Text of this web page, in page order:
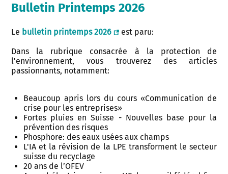
Bulletin Printemps 2026
Le bulletin printemps 2026
est paru:
Dans la rubrique consacrée à la protection de
l'environnement, vous trouverez des articles
passionnants, notamment:
Beaucoup apris lors du cours «Communication de
crise pour les entreprises»
Fortes pluies en Suisse - Nouvelles base pour la
prévention des risques
Phosphore: des eaux usées aux champs
L'IA et la révision de la LPE transforment le secteur
suisse du recyclage
20 ans de l’OFEV